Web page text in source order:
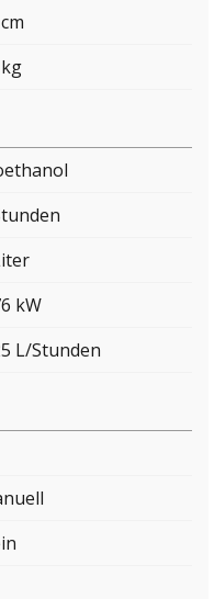
kW
L/Stunden